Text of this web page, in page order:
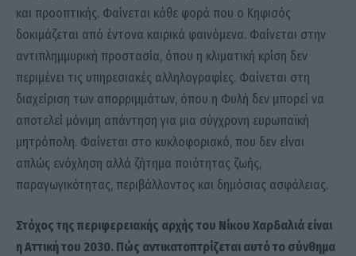
και προοπτικής. Φαίνεται κάθε φορά που ο Κηφισός
δοκιμάζεται από έντονα καιρικά φαινόμενα. Φαίνεται στην
αντιπλημμυρική προστασία, όπου η κλιματική κρίση δεν
περιμένει τις υπηρεσιακές αλληλογραφίες. Φαίνεται στη
διαχείριση των απορριμμάτων, όπου η Φυλή δεν μπορεί να
αποτελεί μόνιμη απάντηση για μια σύγχρονη ευρωπαϊκή
μητρόπολη. Φαίνεται στο κυκλοφοριακό, που δεν είναι
απλώς ενόχληση αλλά ζήτημα ποιότητας ζωής,
παραγωγικότητας, περιβάλλοντος και δημόσιας ασφάλειας.
Στόχος της περιφερειακής αρχής του Νίκου Χαρδαλιά είναι
η Αττική του 2030. Πώς αντικατοπτρίζεται αυτό το σύνθημα